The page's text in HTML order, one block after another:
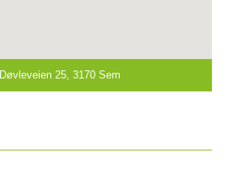
Døvleveien 25, 3170 Sem